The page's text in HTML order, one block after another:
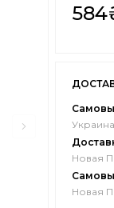
Новая
Новая